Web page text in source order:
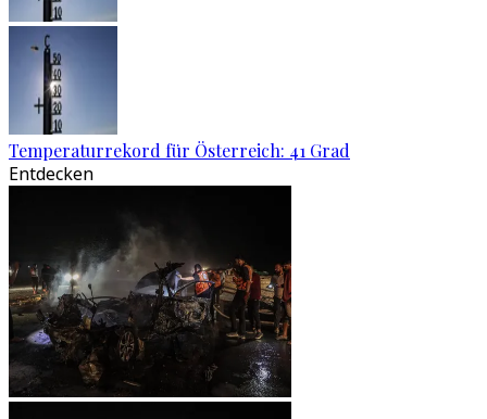
Temperaturrekord für Österreich: 41 Grad
Entdecken